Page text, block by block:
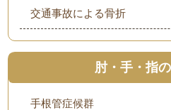
交通事故による骨折
肘・手・指
手根管症候群